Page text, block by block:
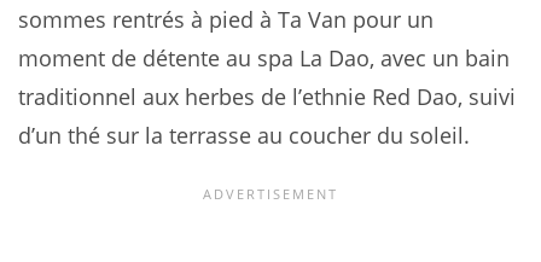
sommes rentrés à pied à Ta Van pour un
moment de détente au spa La Dao, avec un bain
traditionnel aux herbes de l’ethnie Red Dao, suivi
d’un thé sur la terrasse au coucher du soleil.